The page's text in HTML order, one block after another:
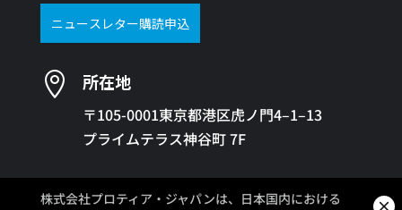
ニュースレター購読申込
 所在地
〒105-0001東京都港区虎ノ門4–1–13
プライムテラス神谷町 7F
株式会社プロティア・ジャパンは、日本国内における